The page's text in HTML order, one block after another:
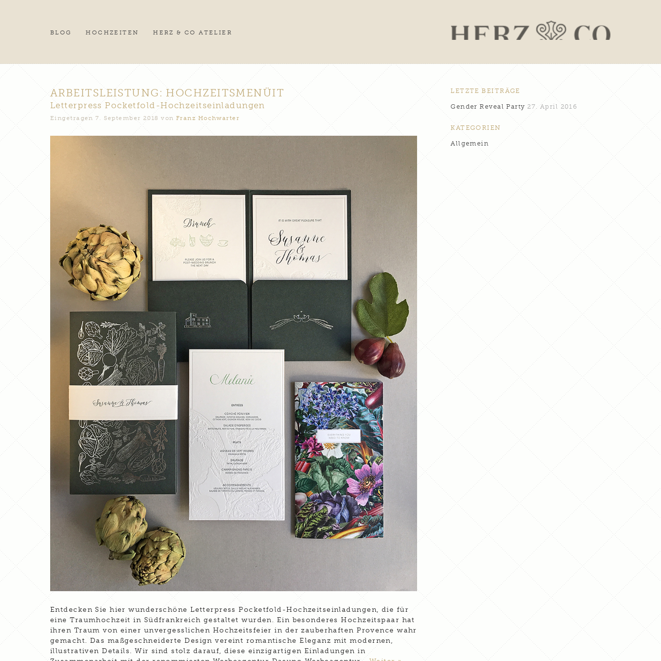
BLOG HOCHZEITEN HERZ & CO ATELIER
ARBEITSLEISTUNG: HOCHZEITSMENÜIT
Letterpress Pocketfold-Hochzeitseinladungen
Eingetragen7. September 2018 von Franz Hochwarter
Entdecken Sie hier wunderschöne Letterpress Pocketfold-Hochzeitseinladungen, die für
eine Traumhochzeit in Südfrankreich gestaltet wurden. Ein besonderes Hochzeitspaar hat
ihren Traum von einer unvergesslichen Hochzeitsfeier in der zauberhaften Provence wahr
gemacht. Das maßgeschneiderte Design vereint romantische Eleganz mit modernen,
illustrativen Details. Wir sind stolz darauf, diese einzigartigen Einladungen in
LETZTE BEITRÄGE
Gender Reveal Party 27. April 2016
KATEGORIEN
Allgemein